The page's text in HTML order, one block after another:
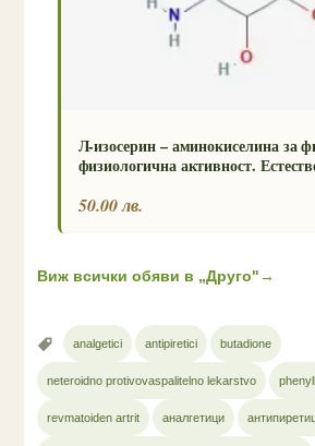
Л-изосерин – аминокиселина за
физиологична активност.
50.00 лв.
Виж всички обяви в „Друго"→
analgetici antipiretici butadione
neteroidno protivovaspalitelno lekarstvo
revmatoiden artrit аналгетици